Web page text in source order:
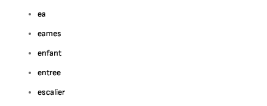
ea
eames
enfant
entree
escalier